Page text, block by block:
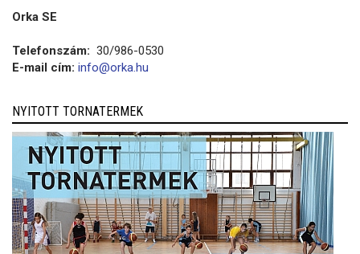
Orka SE
Telefonszám: 30/986-0530
E-mail cím: info@orka.hu
NYITOTT TORNATERMEK